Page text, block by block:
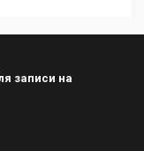
записи на